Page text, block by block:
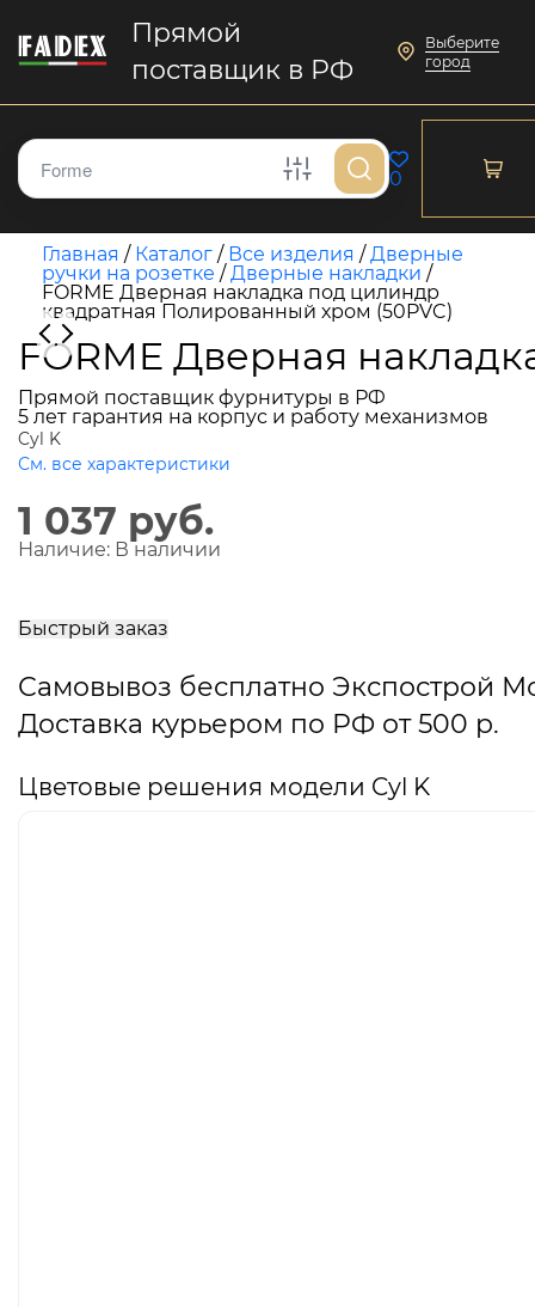
Прямой
поставщик в РФ
Выберите
город
0
Главная / Каталог / Все изделия /Дверные
ручки на розетке /Дверные накладки /
FORME Дверная накладка под цилиндр
квадратная Полированный хром (50PVC)
FORME Дверная
Прямой поставщик фурнитуры в РФ
5 лет гарантия на корпус и работу механизмов
Cyl K
См. все характеристики
1 037 руб.
Наличие: В наличии
Быстрый заказ
Самовывоз бесплатно Экспострой
Доставка курьером по РФ от 500 р.
Цветовые решения модели Cyl K